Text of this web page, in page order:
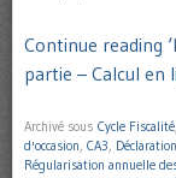
Continue reading
partie – Calcul en
Archivé sous Cycle Fiscalité
d'occasion, CA3,
Régularisation annuelle